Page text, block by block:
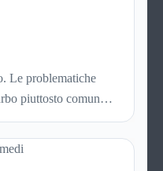
sono vere e
Le problematiche
piuttosto comune
trattate subito e
che si trasformino in
crescita. Per sapere